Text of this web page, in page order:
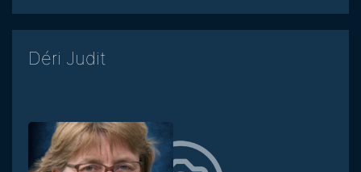
Déri Judit